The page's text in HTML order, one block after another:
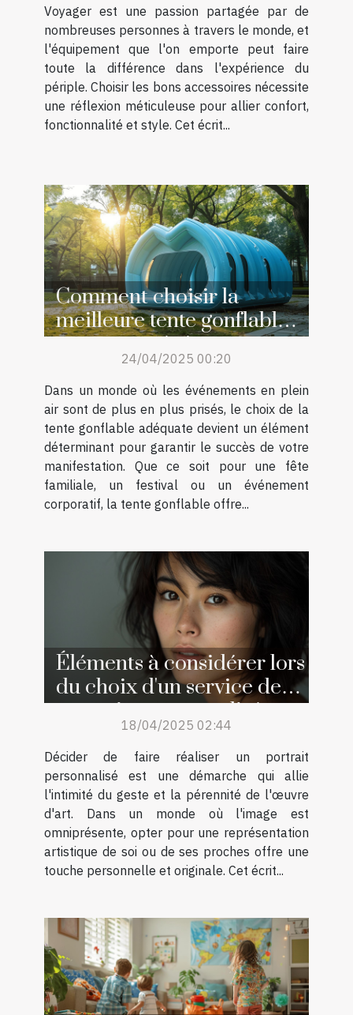
Voyager est une passion partagée par de
nombreuses personnes à travers le monde, et
l'équipement que l'on emporte peut faire
toute la différence dans l'expérience du
périple. Choisir les bons accessoires nécessite
une réflexion méticuleuse pour allier confort,
fonctionnalité et style. Cet écrit...
Comment choisir la
meilleure tente gonflable
pour votre événement
24/04/2025 00:20
Dans un monde où les événements en plein
air sont de plus en plus prisés, le choix de la
tente gonflable adéquate devient un élément
déterminant pour garantir le succès de votre
manifestation. Que ce soit pour une fête
familiale, un festival ou un événement
corporatif, la tente gonflable offre...
Éléments à considérer lors
du choix d'un service de
portraits personnalisés
18/04/2025 02:44
Décider de faire réaliser un portrait
personnalisé est une démarche qui allie
l'intimité du geste et la pérennité de l'œuvre
d'art. Dans un monde où l'image est
omniprésente, opter pour une représentation
artistique de soi ou de ses proches offre une
touche personnelle et originale. Cet écrit...